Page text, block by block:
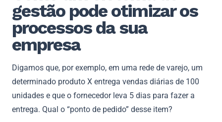
gestão pode otimizar os
processos da sua
empresa
Digamos que, por exemplo, em uma rede de varejo, um
determinado produto X entrega vendas diárias de 100
unidades e que o fornecedor leva 5 dias para fazer a
entrega. Qual o “ponto de pedido” desse item?